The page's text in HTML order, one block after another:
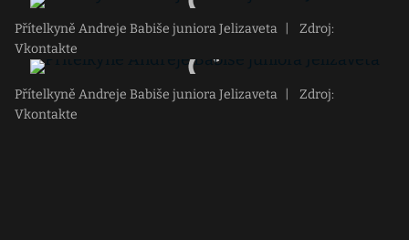
Přítelkyně Andreje Babiše juniora Jelizaveta
Zdroj:
Vkontakte
Přítelkyně Andreje Babiše juniora Jelizaveta
Zdroj:
Vkontakte